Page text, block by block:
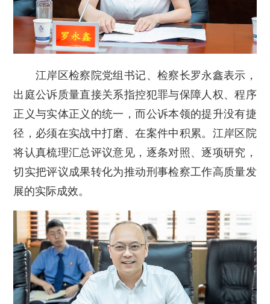
江岸区检察院党组书记、检察长罗永鑫表示，
出庭公诉质量直接关系指控犯罪与保障人权、程序
正义与实体正义的统一，而公诉本领的提升没有捷
径，必须在实战中打磨、在案件中积累。江岸区院
将认真梳理汇总评议意见，逐条对照、逐项研究，
切实把评议成果转化为推动刑事检察工作高质量发
展的实际成效。